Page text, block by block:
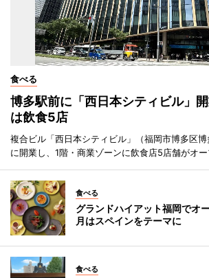
食べる
博多駅前に「西日本シティビル」
は飲食5店
複合ビル「西日本シティビル」（福岡市博多区
に開業し、1階・商業ゾーンに飲食店5店舗がオー
食べる
グランドハイアット福岡で
月はスペインをテーマに
食べる